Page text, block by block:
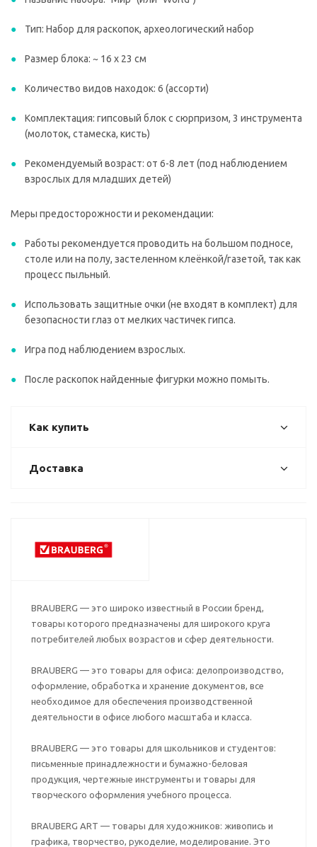
Тип: Набор для раскопок, археологический набор
Размер блока: ~ 16 х 23 см
Количество видов находок: 6 (ассорти)
Комплектация: гипсовый блок с сюрпризом, 3 инструмента
(молоток, стамеска, кисть)
Рекомендуемый возраст: от 6-8 лет (под наблюдением
взрослых для младших детей)
Меры предосторожности и рекомендации:
Работы рекомендуется проводить на большом подносе,
столе или на полу, застеленном клеёнкой/газетой, так как
процесс пыльный.
Использовать защитные очки (не входят в комплект) для
безопасности глаз от мелких частичек гипса.
Игра под наблюдением взрослых.
После раскопок найденные фигурки можно помыть.
Как купить
Доставка
BRAUBERG — это широко известный в России бренд,
товары которого предназначены для широкого круга
потребителей любых возрастов и сфер деятельности.
BRAUBERG — это товары для офиса: делопроизводство,
оформление, обработка и хранение документов, все
необходимое для обеспечения производственной
деятельности в офисе любого масштаба и класса.
BRAUBERG — это товары для школьников и студентов:
письменные принадлежности и бумажно-беловая
продукция, чертежные инструменты и товары для
творческого оформления учебного процесса.
BRAUBERG ART — товары для художников: живопись и
графика, творчество, рукоделие, моделирование. Это